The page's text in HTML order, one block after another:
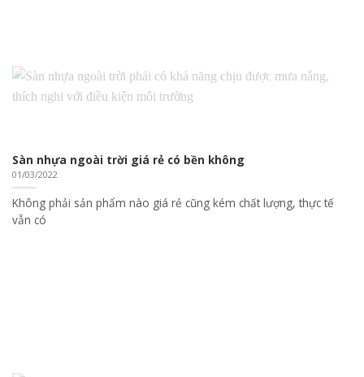
Sàn nhựa ngoài trời giá rẻ có bền không
01/03/2022
Không phải sản phẩm nào giá rẻ cũng kém chất lượng, thực tế
vẫn có